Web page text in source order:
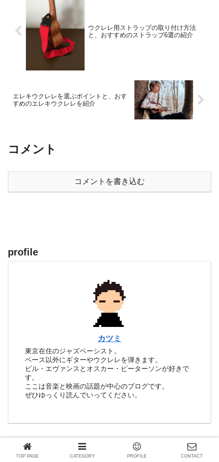
ウクレレ用ストラップの取り付け方法
と、おすすめのストラップ6選の紹介
エレキウクレレを選ぶポイントと、おす
すめのエレキウクレレを紹介
コメント
コメントを書き込む
profile
カツミ
東京在住のジャズベーシスト。
ベース以外にギターやウクレレを弾きます。
ビル・エヴァンスとオスカー・ピーターソンが好きで
す。
ここは音楽と映画の話題が中心のブログです。
ぜひゆっくり読んでいってください。
TOP PAGE CATEGORY PROFILE CONTACT